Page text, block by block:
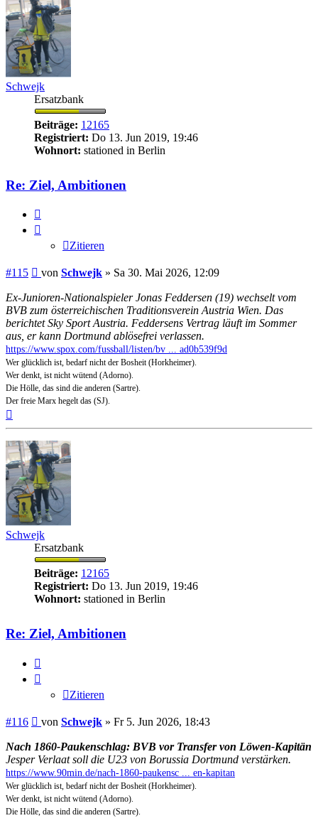
Schwejk
Ersatzbank
Beiträge: 12165
Registriert: Do 13. Jun 2019, 19:46
Wohnort: stationed in Berlin
Re: Ziel, Ambitionen
Zitieren
#115 Beitrag
von Schwejk » Sa 30. Mai 2026, 12:09
Ex-Junioren-Nationalspieler Jonas Feddersen (19) wechselt vom
BVB zum österreichischen Traditionsverein Austria Wien. Das
berichtet Sky Sport Austria. Feddersens Vertrag läuft im Sommer
aus, er kann Dortmund ablösefrei verlassen.
https://www.spox.com/fussball/listen/bv ... ad0b539f9d
Wer glücklich ist, bedarf nicht der Bosheit (Horkheimer).
Wer denkt, ist nicht wütend (Adorno).
Die Hölle, das sind die anderen (Sartre).
Der freie Marx hegelt das (SJ).
Schwejk
Ersatzbank
Beiträge: 12165
Registriert: Do 13. Jun 2019, 19:46
Wohnort: stationed in Berlin
Re: Ziel, Ambitionen
Zitieren
#116 Beitrag
von Schwejk » Fr 5. Jun 2026, 18:43
Nach 1860-Paukenschlag: BVB vor Transfer von Löwen-Kapitän
Jesper Verlaat soll die U23 von Borussia Dortmund verstärken.
https://www.90min.de/nach-1860-paukensc ... en-kapitan
Wer glücklich ist, bedarf nicht der Bosheit (Horkheimer).
Wer denkt, ist nicht wütend (Adorno).
Die Hölle, das sind die anderen (Sartre).